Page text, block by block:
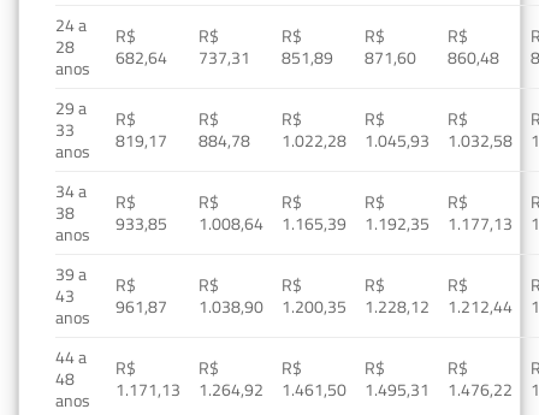
24 a
28
anos
R$
682,64
R$
737,31
R$
851,89
R$
871,60
R$
860,48
29 a
33
anos
R$
819,17
R$
884,78
R$
1.022,28
R$
1.045,93
R$
1.032,58
34 a
38
anos
R$
933,85
R$
1.008,64
R$
1.165,39
R$
1.192,35
R$
1.177,13
39 a
43
anos
R$
961,87
R$
1.038,90
R$
1.200,35
R$
1.228,12
R$
1.212,44
44 a
48
anos
R$
1.171,13
R$
1.264,92
R$
1.461,50
R$
1.495,31
R$
1.476,22